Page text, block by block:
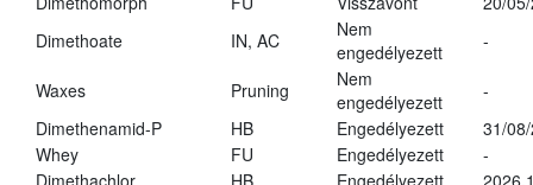
Dimethoate
IN, AC
Nem
engedélyezett
-
Waxes Pruning
Nem
engedélyezett
-
Dimethenamid-P
HB Engedélyezett
31/
Whey
FU Engedélyezett
-